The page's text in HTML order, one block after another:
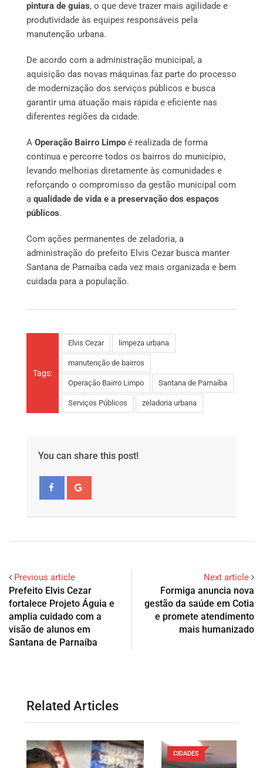
pintura de guias, o que deve trazer mais agilidade e
produtividade às equipes responsáveis pela
manutenção urbana.
De acordo com a administração municipal, a
aquisição das novas máquinas faz parte do processo
de modernização dos serviços públicos e busca
garantir uma atuação mais rápida e eficiente nas
diferentes regiões da cidade.
A Operação Bairro Limpo é realizada de forma
contínua e percorre todos os bairros do município,
levando melhorias diretamente às comunidades e
reforçando o compromisso da gestão municipal com
a qualidade de vida e a preservação dos espaços
públicos.
Com ações permanentes de zeladoria, a
administração do prefeito Elvis Cezar busca manter
Santana de Parnaíba cada vez mais organizada e bem
cuidada para a população.
Tags:
Elvis Cezar limpeza urbana
manutenção de bairros
Operação Bairro Limpo Santana de Parnaíba
Serviços Públicos zeladoria urbana
You can share this post!
Previous article
Prefeito Elvis Cezar
fortalece Projeto Águia e
amplia cuidado com a
visão de alunos em
Santana de Parnaíba
Next article
Formiga anuncia nova
gestão da saúde em Cotia
e promete atendimento
mais humanizado
Related Articles
CIDADES